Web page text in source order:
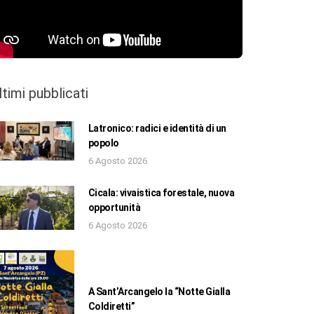
pubblicati
Latronico: radici e identità di un
popolo
6 Agosto 2026
Cicala: vivaistica forestale, nuova
opportunità
6 Agosto 2026
A Sant’Arcangelo la “Notte Gialla
Coldiretti”